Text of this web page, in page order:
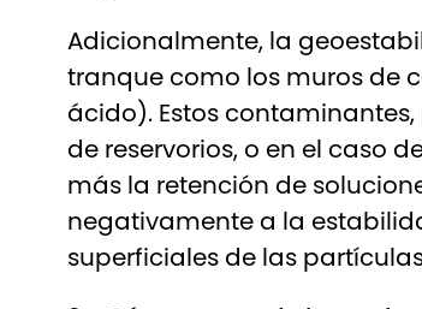
Adicionalmente, la
tranque como los muros de
ácido). Estos
de reservorios, o en el caso
más la retención de
negativamente a la
superficiales de las